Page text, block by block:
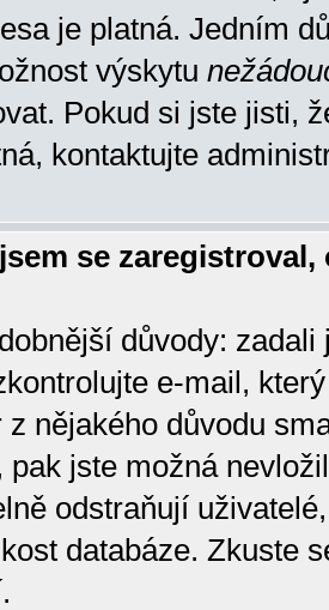
je platná. Jedním
výskytu
Pokud si jste jisti,
kontaktujte
se
důvody:
e-mail,
nějakého důvodu
pak jste možná
odstraňují
databáze. Zkuste